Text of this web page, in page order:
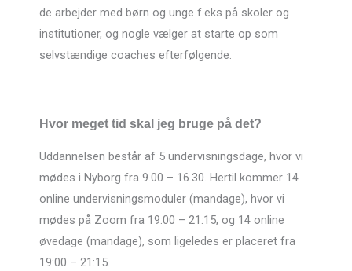
de arbejder med børn og unge f.eks på skoler og
institutioner, og nogle vælger at starte op som
selvstændige coaches efterfølgende.
Hvor meget tid skal jeg bruge på det?
Uddannelsen består af 5 undervisningsdage, hvor vi
mødes i Nyborg fra 9.00 – 16.30. Hertil kommer 14
online undervisningsmoduler (mandage), hvor vi
mødes på Zoom fra 19:00 – 21:15, og 14 online
øvedage (mandage), som ligeledes er placeret fra
19:00 – 21:15.